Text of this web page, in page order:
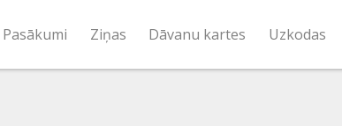
Pasākumi Ziņas Dāvanu kartes Uzkodas